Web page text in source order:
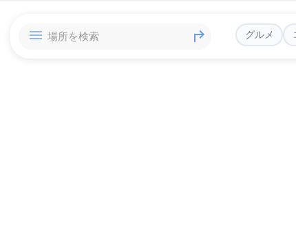
グルメ